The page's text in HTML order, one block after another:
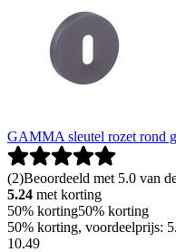
GAMMA sleutel rozet rond
(2)Beoordeeld met 5.0 van
5.24 met korting
50% korting50% korting
50% korting, voordeelprijs:
10.49